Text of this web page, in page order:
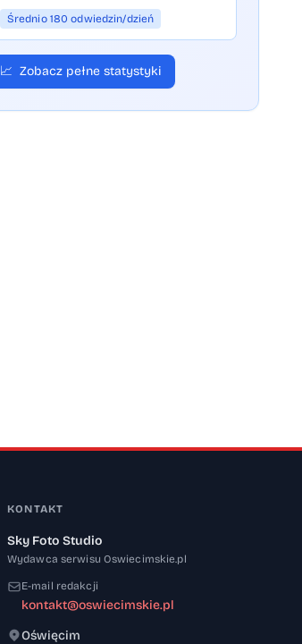
Średnio 180 odwiedzin/dzień
📈 Zobacz pełne statystyki
KONTAKT
Sky Foto Studio
Wydawca serwisu Oswiecimskie.pl
E-mail redakcji
kontakt@oswiecimskie.pl
Oświęcim